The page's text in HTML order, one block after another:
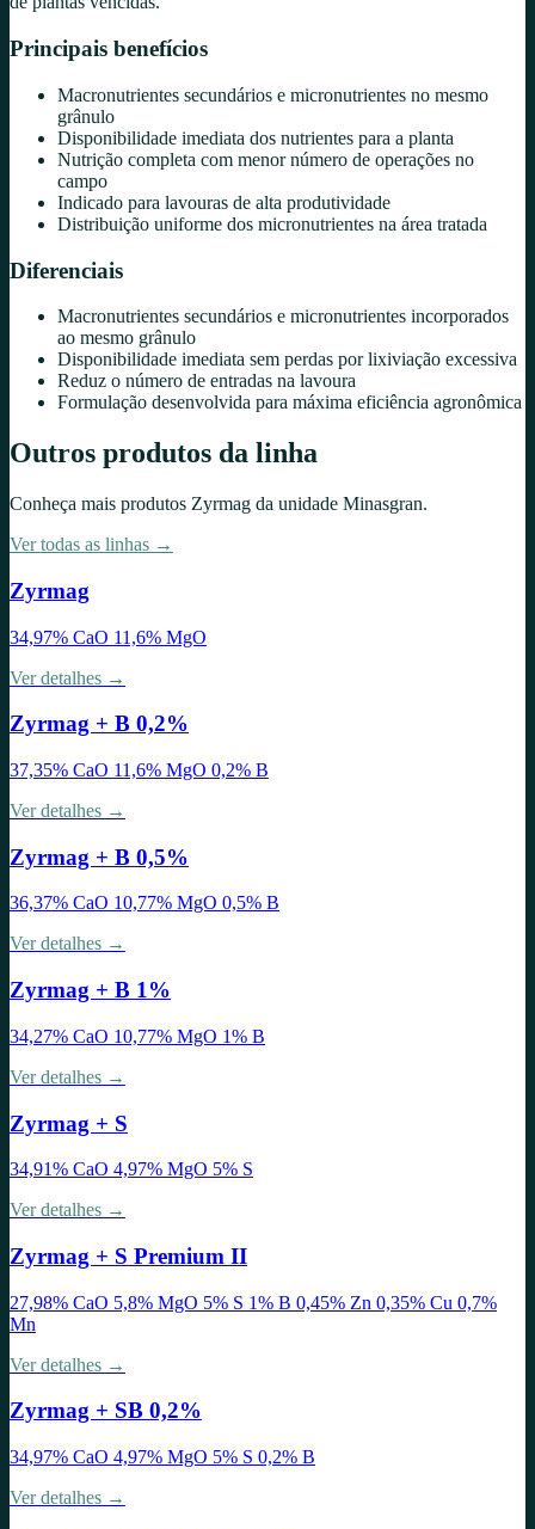
Principais benefícios
Macronutrientes secundários e micronutrientes no mesmo
grânulo
Disponibilidade imediata dos nutrientes para a planta
Nutrição completa com menor número de operações no
campo
Indicado para lavouras de alta produtividade
Distribuição uniforme dos micronutrientes na área tratada
Diferenciais
Macronutrientes secundários e micronutrientes incorporados
ao mesmo grânulo
Disponibilidade imediata sem perdas por lixiviação excessiva
Reduz o número de entradas na lavoura
Formulação desenvolvida para máxima eficiência agronômica
Outros produtos da linha
Conheça mais produtos Zyrmag da unidade Minasgran.
Ver todas as linhas →
Zyrmag
34,97% CaO 11,6% MgO
Ver detalhes →
Zyrmag + B 0,2%
37,35% CaO 11,6% MgO 0,2% B
Ver detalhes →
Zyrmag + B 0,5%
36,37% CaO 10,77% MgO 0,5% B
Ver detalhes →
Zyrmag + B 1%
34,27% CaO 10,77% MgO 1% B
Ver detalhes →
Zyrmag + S
34,91% CaO 4,97% MgO 5% S
Ver detalhes →
Zyrmag + S Premium II
27,98% CaO 5,8% MgO 5% S 1% B 0,45% Zn 0,35% Cu 0,7%
Mn
Ver detalhes →
Zyrmag + SB 0,2%
34,97% CaO 4,97% MgO 5% S 0,2% B
Ver detalhes →